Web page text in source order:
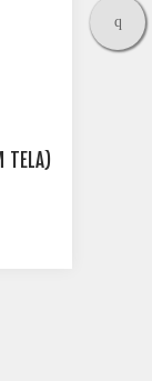
TELA)